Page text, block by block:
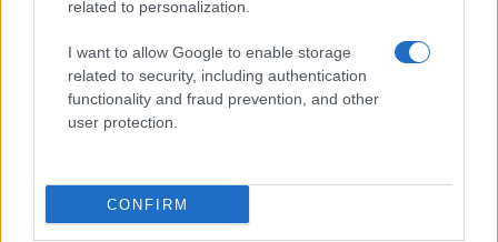
related to personalization.
I want to allow Google to enable storage
related to security, including authentication
functionality and fraud prevention, and other
user protection.
CONFIRM
Atalanta in trattativa per Yeremay Hernandez: il profilo del
talento spagnolo
Francesca Lombardi · 7 Ago 2026
CAMPIONATI E COMPETIZIONI